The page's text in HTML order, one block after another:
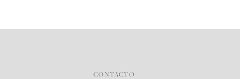
CONTACTO